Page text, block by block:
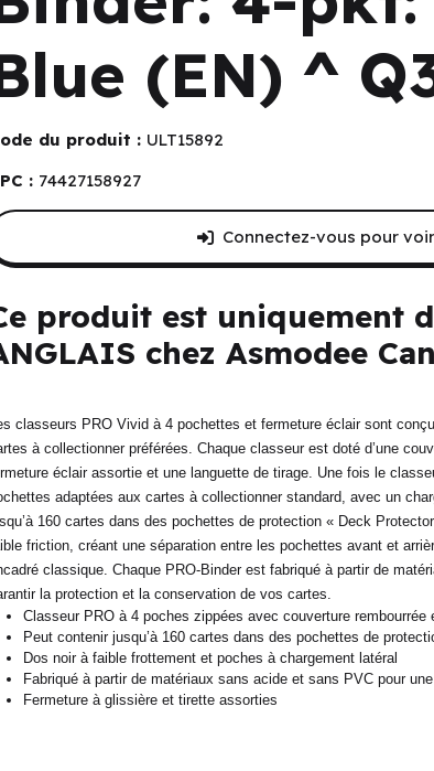
(EN) ^
du produit : ULT15892
: 74427158927
produit est uniquement
chez Asmodee
classeurs PRO Vivid à 4 pochettes et fermeture éclair sont
à collectionner préférées. Chaque classeur est doté d’une
éclair assortie et une languette de tirage. Une fois le
adaptées aux cartes à collectionner standard, avec un
160 cartes dans des pochettes de protection « Deck
friction, créant une séparation entre les pochettes avant et
classique. Chaque PRO-Binder est fabriqué à partir de
la protection et la conservation de vos cartes.
Classeur PRO à 4 poches zippées avec couverture rembourrée
Peut contenir jusqu’à 160 cartes dans des pochettes de
Dos noir à faible frottement et poches à chargement latéral
Fabriqué à partir de matériaux sans acide et sans PVC pour
Fermeture à glissière et tirette assorties
Connectez-vous pour